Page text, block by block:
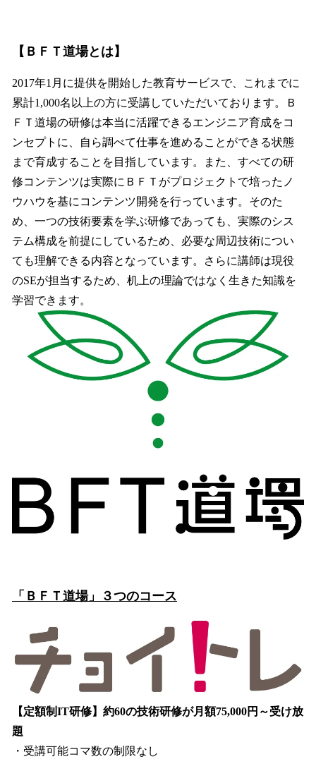
【ＢＦＴ道場とは】
2017年1月に提供を開始した教育サービスで、これまでに
累計1,000名以上の方に受講していただいております。Ｂ
ＦＴ道場の研修は本当に活躍できるエンジニア育成をコ
ンセプトに、自ら調べて仕事を進めることができる状態
まで育成することを目指しています。また、すべての研
修コンテンツは実際にＢＦＴがプロジェクトで培ったノ
ウハウを基にコンテンツ開発を行っています。そのた
め、一つの技術要素を学ぶ研修であっても、実際のシス
テム構成を前提にしているため、必要な周辺技術につい
ても理解できる内容となっています。さらに講師は現役
のSEが担当するため、机上の理論ではなく生きた知識を
学習できます。
「ＢＦＴ道場」３つのコース
【定額制IT研修】約60の技術研修が月額75,000円～受け放
題
・受講可能コマ数の制限なし